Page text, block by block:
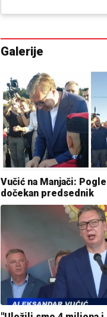
Galerije
Vučić na Manjači:
dočekan predsednik